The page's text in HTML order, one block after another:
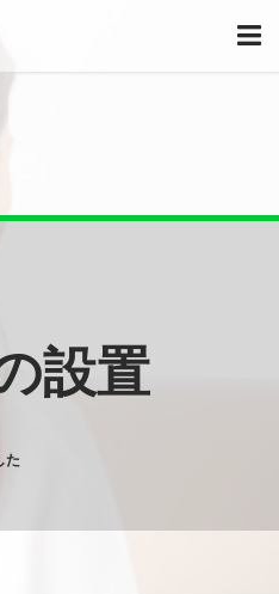
設置
た